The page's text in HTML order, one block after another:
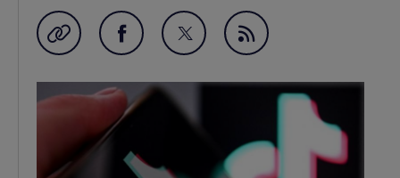
Garder en favori
Partager
Facebook
(nouvelle
fenêtre)
Partager
(nouvelle
fenêtre)
Flux